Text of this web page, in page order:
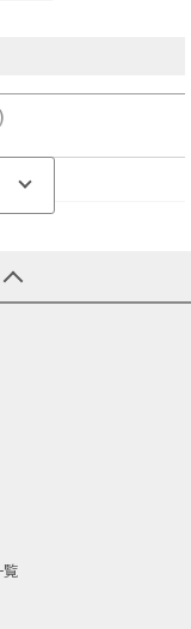
、ゆうパケットポス
ースが2個付属して
用が可能です。
宅配業者用の配達マ
け可)が付属してお
と深い緑のエバーグ
いるため、錆びの発
と大きなサイズ設
と、
屋根がある場所への
ター込みサイ
ます)
送不可の場合も有）
覧